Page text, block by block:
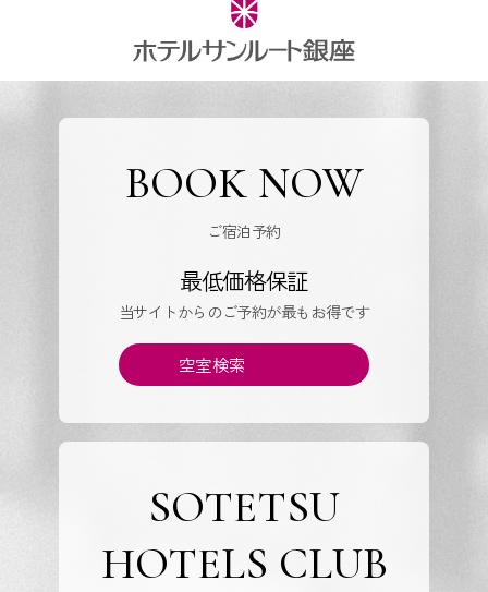
BOOK NOW
ご宿泊予約
最低価格保証
当サイトからのご予約が最もお得です
空室検索
SOTETSU
HOTELS CLUB